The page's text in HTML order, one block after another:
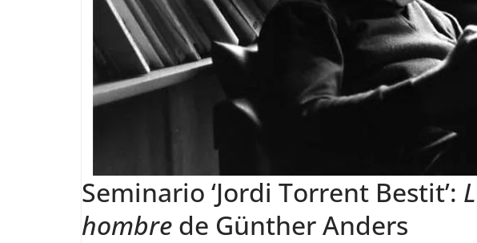
Seminario ‘Jordi Torrent Bestit’:
hombre de Günther Anders